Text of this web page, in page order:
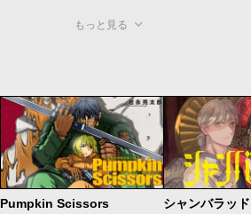
もっと見る
Pumpkin Scissors シャンバラッド